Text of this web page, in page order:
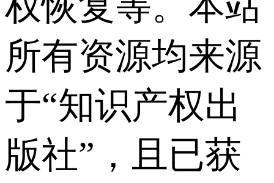
所有资源均来源
于“知识产权出
版社”，且已获